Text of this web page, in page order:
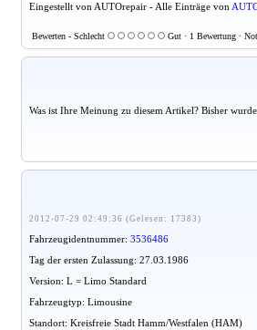
Eingestellt von AUTOrepair - Alle Einträge von
Bewerten - Schlecht Gut · 1 Bewertung ·
Was ist Ihre Meinung zu diesem Artikel? Bisher
2012-07-29 02:49:36 (Gelesen: 17383)
Fahrzeugidentnummer: 3536486
Tag der ersten Zulassung: 27.03.1986
Version: L = Limo Standard
Fahrzeugtyp: Limousine
Standort: Kreisfreie Stadt Hamm/Westfalen (HAM)